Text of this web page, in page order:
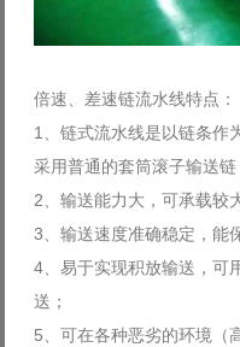
倍速、差速链流水线特点：
1、链式流水线是以链条作
采用普通的套筒滚子输送
2、输送能力大，可承载较
3、输送速度准确稳定，能
4、易于实现积放输送，可
送；
5、可在各种恶劣的环境（